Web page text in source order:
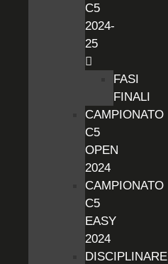
C5
2024-
25
FASI
FINALI
CAMPIONATO
C5
OPEN
2024
CAMPIONATO
C5
EASY
2024
DISCIPLINARE